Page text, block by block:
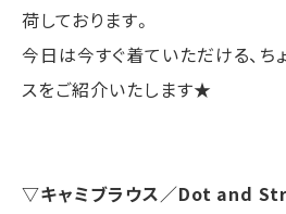
荷しております。
今日は今すぐ着ていただける、ち
スをご紹介いたします★
▽キャミブラウス／Dot and